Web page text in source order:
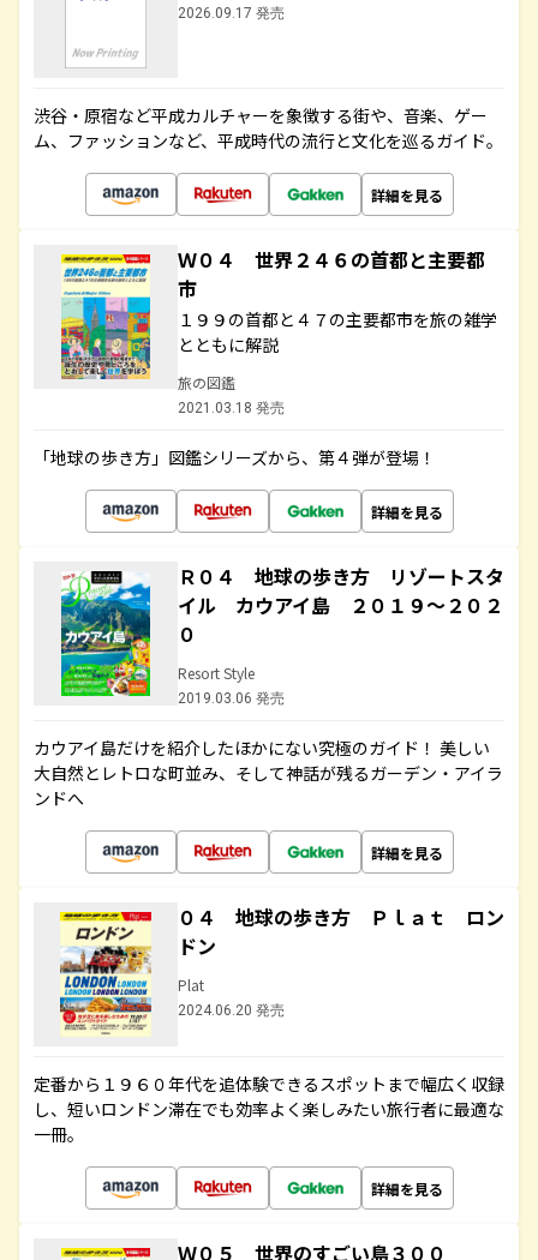
2026.09.17 発売
渋谷・原宿など平成カルチャーを象徴する街や、音楽、ゲー
ム、ファッションなど、平成時代の流行と文化を巡るガイド。
詳細を見る
Ｗ０４ 世界２４６の首都と主要都
市
１９９の首都と４７の主要都市を旅の雑学
とともに解説
旅の図鑑
2021.03.18 発売
「地球の歩き方」図鑑シリーズから、第４弾が登場！
詳細を見る
Ｒ０４ 地球の歩き方 リゾートスタ
イル カウアイ島 ２０１９～２０２
０
Resort Style
2019.03.06 発売
カウアイ島だけを紹介したほかにない究極のガイド！ 美しい
大自然とレトロな町並み、そして神話が残るガーデン・アイラ
ンドへ
詳細を見る
０４ 地球の歩き方 Ｐｌａｔ ロン
ドン
Plat
2024.06.20 発売
定番から１９６０年代を追体験できるスポットまで幅広く収録
し、短いロンドン滞在でも効率よく楽しみたい旅行者に最適な
一冊。
詳細を見る
Ｗ０５ 世界のすごい島３００